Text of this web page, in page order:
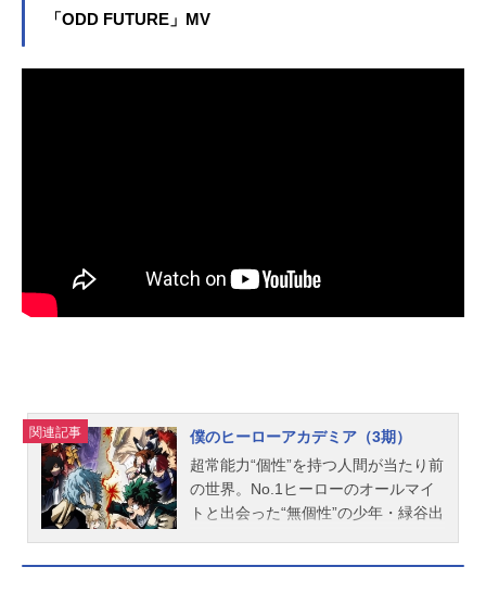
「ODD FUTURE」MV
関連記事
僕のヒーローアカデミア（3期）
超常能力“個性”を持つ人間が当たり前
の世界。No.1ヒーローのオールマイ
トと出会った“無個性”の少年・緑谷出